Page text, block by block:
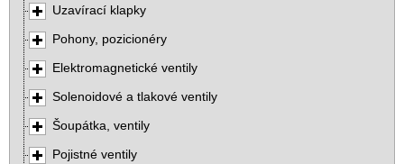
Uzavírací klapky
Pohony, pozicionéry
Elektromagnetické ventily
Solenoidové a tlakové ventily
Šoupátka, ventily
Pojistné ventily